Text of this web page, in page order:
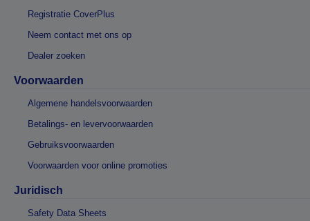
Registratie CoverPlus
Neem contact met ons op
Dealer zoeken
Voorwaarden
Algemene handelsvoorwaarden
Betalings- en levervoorwaarden
Gebruiksvoorwaarden
Voorwaarden voor online promoties
Juridisch
Safety Data Sheets